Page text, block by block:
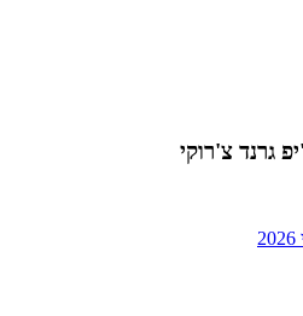
גרנד צ'רוקי